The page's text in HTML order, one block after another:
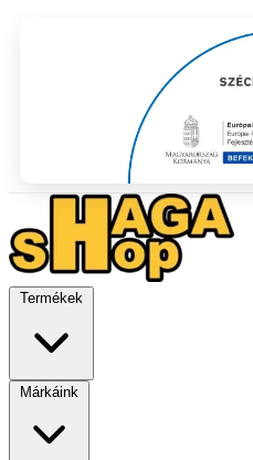
Termékek
Márkáink